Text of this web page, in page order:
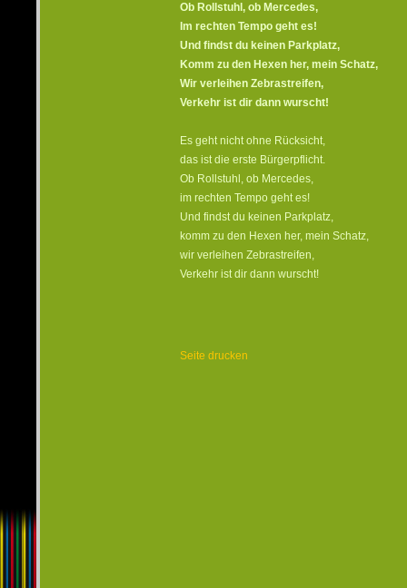
Ob Rollstuhl, ob Mercedes,
Im rechten Tempo geht es!
Und findst du keinen Parkplatz,
Komm zu den Hexen her, mein Schatz,
Wir verleihen Zebrastreifen,
Verkehr ist dir dann wurscht!
Es geht nicht ohne Rücksicht,
das ist die erste Bürgerpflicht.
Ob Rollstuhl, ob Mercedes,
im rechten Tempo geht es!
Und findst du keinen Parkplatz,
komm zu den Hexen her, mein Schatz,
wir verleihen Zebrastreifen,
Verkehr ist dir dann wurscht!
Seite drucken